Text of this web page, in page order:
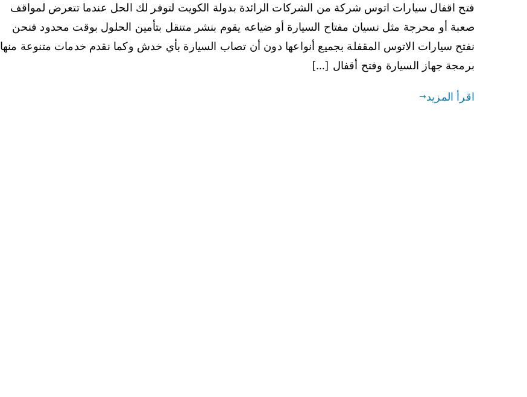
فتح اقفال سيارات اتوس شركة من الشركات الرائدة بدولة الكويت لتوفر لك الحل عندما تتعرض لمواقف
صعبة أو محرجة مثل نسيان مفتاح السيارة أو ضياعه يقوم بنشر متنقل بتأمين الحلول بوقت محدود فنحن
نفتح سيارات الاتوس المقفلة بجميع أنواعها دون أن تصاب السيارة بأي خدش وكما نقدم خدمات متنوعة منها
برمجة جهاز السيارة وفتح أقفال […]
اقرأ المزيد